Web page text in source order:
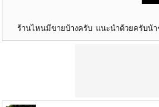
ร้านไหนมีขายบ้างครับ แนะนำด้วยครับน้า